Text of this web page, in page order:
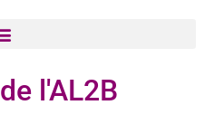
de l'AL2B